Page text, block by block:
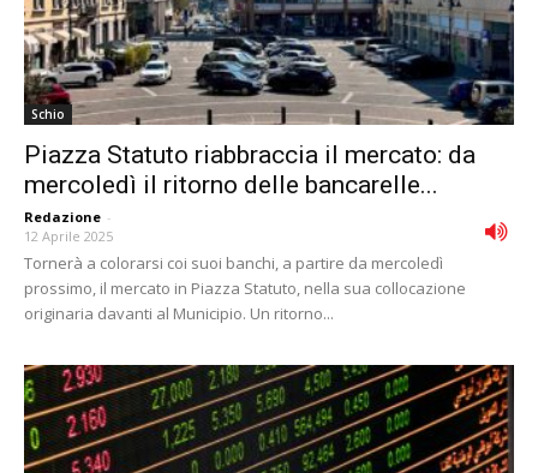
Schio
Piazza Statuto riabbraccia il mercato: da
mercoledì il ritorno delle bancarelle...
Redazione -
12 Aprile 2025
Tornerà a colorarsi coi suoi banchi, a partire da mercoledì
prossimo, il mercato in Piazza Statuto, nella sua collocazione
originaria davanti al Municipio. Un ritorno...